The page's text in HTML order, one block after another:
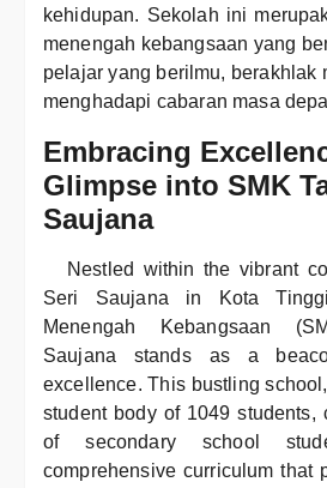
kehidupan. Sekolah ini
menengah kebangsaan yang
pelajar yang berilmu, berakhlak
menghadapi cabaran masa
Embracing
Glimpse into SMK
Saujana
Nestled within the vibrant
Seri Saujana in Kota
Menengah Kebangsaan
Saujana stands as a
excellence. This bustling
student body of 1049 students,
of secondary school
comprehensive curriculum that